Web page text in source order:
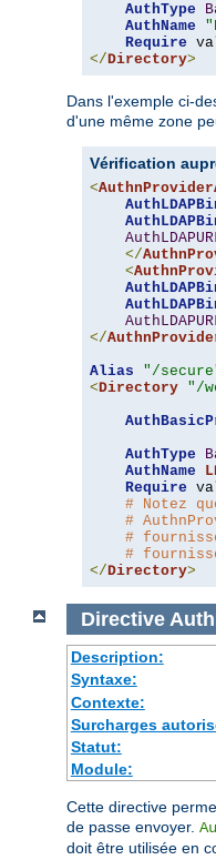
AuthType
AuthName
Require
</Directory>
Dans l'exemple ci-
d'une même zone
Vérification
<
</
<
</
Alias
"/
<Directory "/
AuthType
AuthName
Require
# Notez
#
#
#
</Directory>
Directive
Description:
Syntaxe:
Contexte:
Surcharges
Statut:
Module:
Cette directive
de passe envoyer.
doit être utilisée en